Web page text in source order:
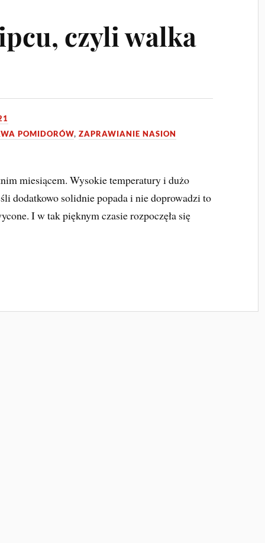
czyli walka
POMIDORÓW,ZAPRAWIANIE NASION
miesiącem. Wysokie temperatury i dużo
dodatkowo solidnie popada i nie doprowadzi to
I w tak pięknym czasie rozpoczęła się